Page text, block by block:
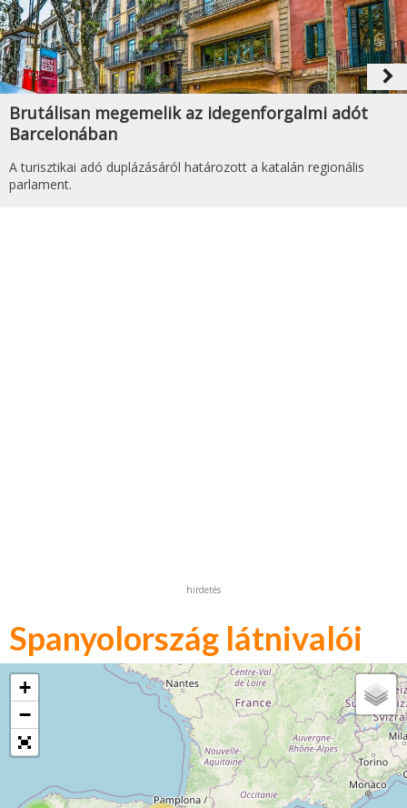
navigate_next
Brutálisan megemelik az idegenforgalmi adót
Barcelonában
A turisztikai adó duplázásáról határozott a katalán regionális
parlament.
hirdetés
Spanyolország látnivalói
+
−